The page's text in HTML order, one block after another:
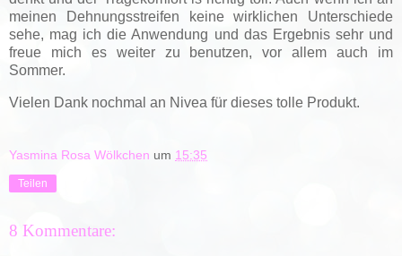
meinen Dehnungsstreifen keine wirklichen Unterschiede
sehe, mag ich die Anwendung und das Ergebnis sehr und
freue mich es weiter zu benutzen, vor allem auch im
Sommer.
Vielen Dank nochmal an Nivea für dieses tolle Produkt.
Yasmina Rosa Wölkchen um 15:35
Teilen
8 Kommentare: